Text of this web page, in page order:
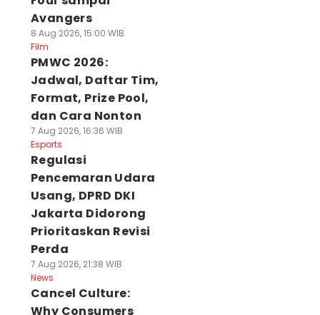
Avangers
8 Aug 2026, 15:00 WIB
Film
PMWC 2026:
Jadwal, Daftar Tim,
Format, Prize Pool,
dan Cara Nonton
7 Aug 2026, 16:36 WIB
Esports
Regulasi
Pencemaran Udara
Usang, DPRD DKI
Jakarta Didorong
Prioritaskan Revisi
Perda
7 Aug 2026, 21:38 WIB
News
Cancel Culture:
Why Consumers